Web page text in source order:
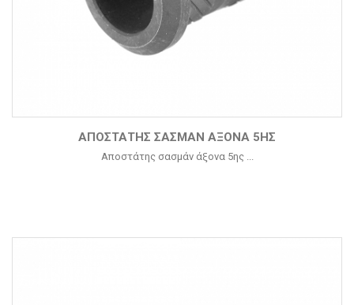
ΑΠΟΣΤΆΤΗΣ ΣΑΣΜΆΝ ΆΞΟΝΑ 5ΗΣ
Αποστάτης σασμάν άξονα 5ης ...